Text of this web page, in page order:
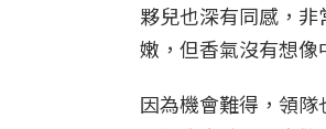
夥兒也深有同感，
嫩，但香氣沒有想像
因為機會難得，領隊